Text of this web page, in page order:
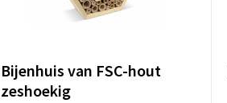
Bijenhuis van FSC-hout
zeshoekig